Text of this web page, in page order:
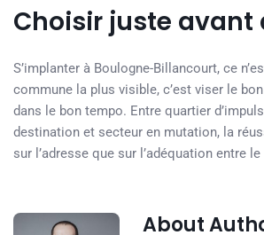
Choisir juste avant
S’implanter à Boulogne-Billancourt, ce
commune la plus visible, c’est viser le
dans le bon tempo. Entre quartier
destination et secteur en mutation, la
sur l’adresse que sur l’adéquation entre
About